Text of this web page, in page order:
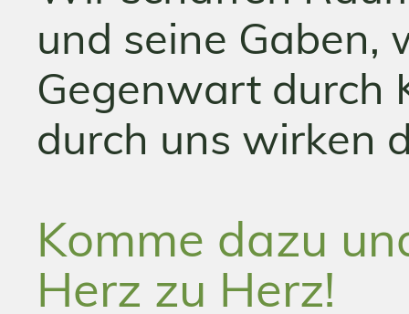
und seine Gaben,
Gegenwart durch
durch uns wirken
Komme dazu
Herz zu Herz!